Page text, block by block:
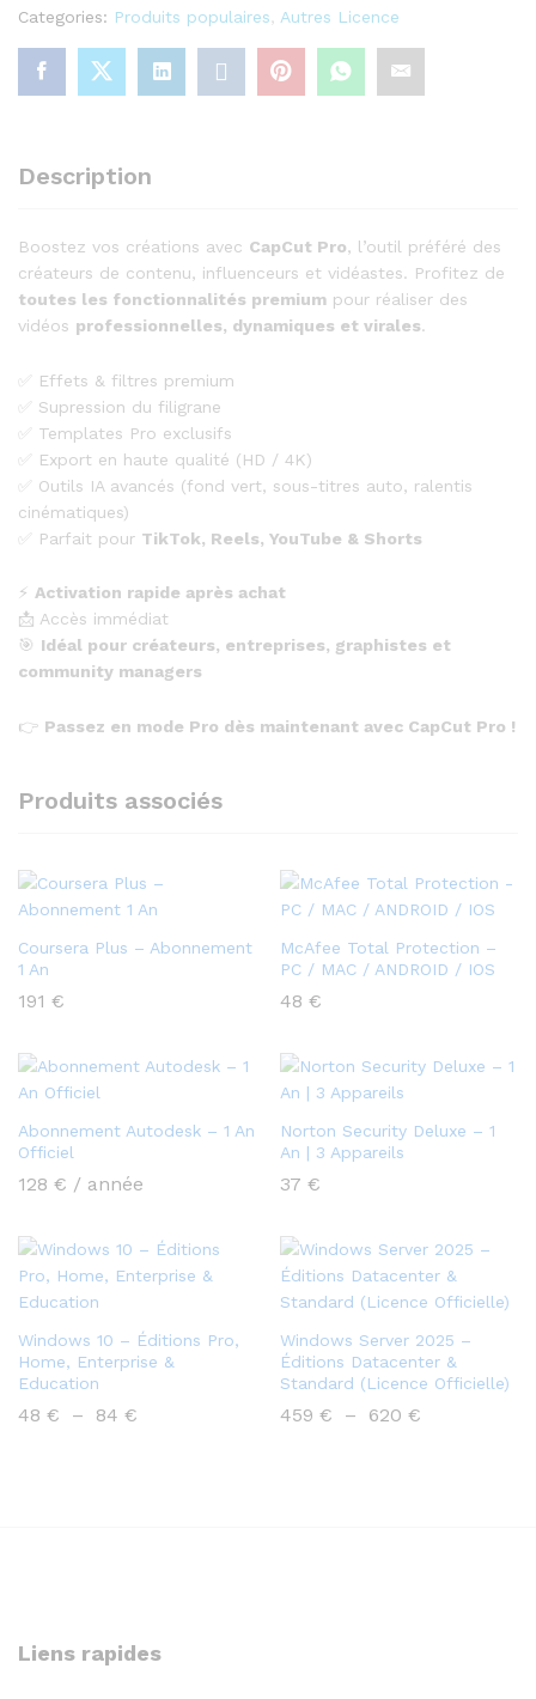
supérieur
!
quantity
Categories: Produits populaires Autres Licence
Description
Boostez vos créations avec CapCut Pro, l’outil préféré des
créateurs de contenu, influenceurs et vidéastes. Profitez de
toutes les fonctionnalités premium pour réaliser des
vidéos professionnelles, dynamiques et virales.
✅ Effets & filtres premium
✅ Supression du filigrane
✅ Templates Pro exclusifs
✅ Export en haute qualité (HD / 4K)
✅ Outils IA avancés (fond vert, sous-titres auto, ralentis
cinématiques)
✅ Parfait pour TikTok, Reels, YouTube & Shorts
⚡ Activation rapide après achat
📩 Accès immédiat
🎯 Idéal pour créateurs, entreprises, graphistes et
community managers
👉 Passez en mode Pro dès maintenant avec CapCut Pro !
Produits associés
Coursera Plus – Abonnement
1 An
191 €
McAfee Total Protection –
PC / MAC / ANDROID / IOS
48 €
Abonnement Autodesk – 1 An
Officiel
128 € / année
Norton Security Deluxe – 1
An | 3 Appareils
37 €
Windows 10 – Éditions Pro,
Home, Enterprise &
Education
48 € – 84 €
Windows Server 2025 –
Éditions Datacenter &
Standard (Licence Officielle)
459 € – 620 €
Liens rapides